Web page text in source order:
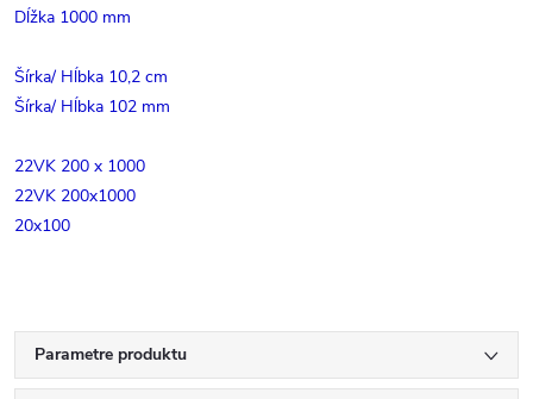
Dĺžka 1000 mm
Šírka/ Hĺbka 10,2 cm
Šírka/ Hĺbka 102 mm
22VK 200 x 1000
22VK 200x1000
20x100
Parametre produktu